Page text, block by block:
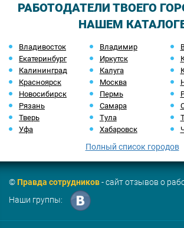
РАБОТОДАТЕЛИ ТВОЕГО
НАШЕМ
Владивосток Владимир
Екатеринбург
Иркутск
Калининград
Калуга
Красноярск
Москва
Новосибирск
Пермь
Рязань
Самара
Тверь
Тула
Уфа
Хабаровск
Полный список городов
©Правда сотрудников- сайт отзывов о
Наши группы: